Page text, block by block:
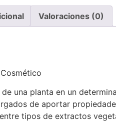
Valoraciones (0)
una planta en un
de aportar
tipos de extractos